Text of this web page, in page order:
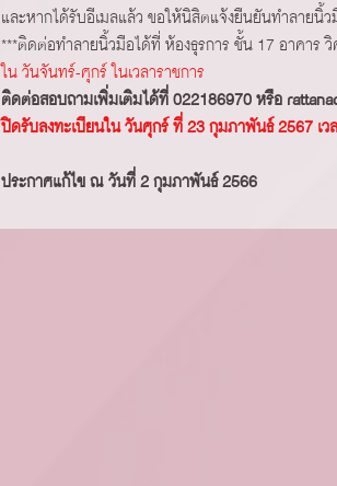
และหากได้รับอีเมลแล้ว ขอให้นิสิตแจ้งยืนยันทำลายนิ้
***ติดต่อทำลายนิ้วมือได้ที่ ห้องธุรการ ชั้น 17 อาคา
ใน วันจันทร์-ศุกร์ ในเวลาราชการ
ติดต่อสอบถามเพิ่มเติมได้ที่ 022186970 หรือ
ปิดรับลงทะเบียนใน วันศุกร์ ที่ 23 กุมภาพันธ์ 2567 เ
ประกาศแก้ไข ณ วันที่ 2 กุมภาพันธ์ 2566